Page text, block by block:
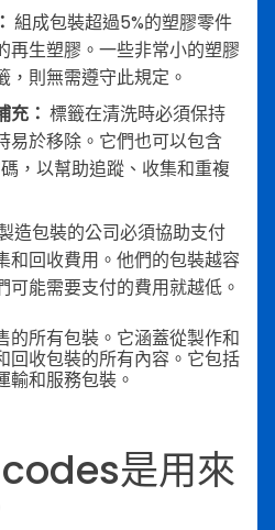
組成包裝超過5%的塑膠零件
再生塑膠。一些非常小的塑膠
，則無需遵守此規定。
充： 標籤在清洗時必須保持
易於移除。它們也可以包含
，以幫助追蹤、收集和重複
造包裝的公司必須協助支付
和回收費用。他們的包裝越容
可能需要支付的費用就越低。
的所有包裝。它涵蓋從製作和
回收包裝的所有內容。它包括
輸和服務包裝。
codes是用來